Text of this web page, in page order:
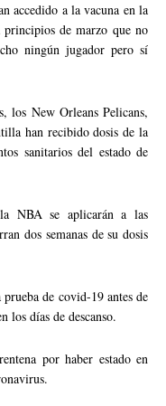
accedido a la vacuna en la
de marzo que no
ningún jugador pero sí
los New Orleans Pelicans,
han recibido dosis de la
sanitarios del estado de
NBA se aplicarán a las
dos semanas de su dosis
de covid-19 antes de
los días de descanso.
por haber estado en